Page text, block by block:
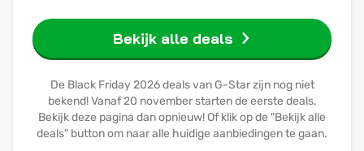
Bekijk alle deals
De Black Friday 2026 deals van G-Star zijn nog niet
bekend! Vanaf 20 november starten de eerste deals.
Bekijk deze pagina dan opnieuw! Of klik op de "Bekijk alle
deals" button om naar alle huidige aanbiedingen te gaan.